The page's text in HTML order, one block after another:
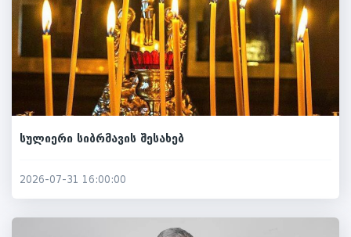
სულიერი სიბრმავის შესახებ
2026-07-31 16:00:00